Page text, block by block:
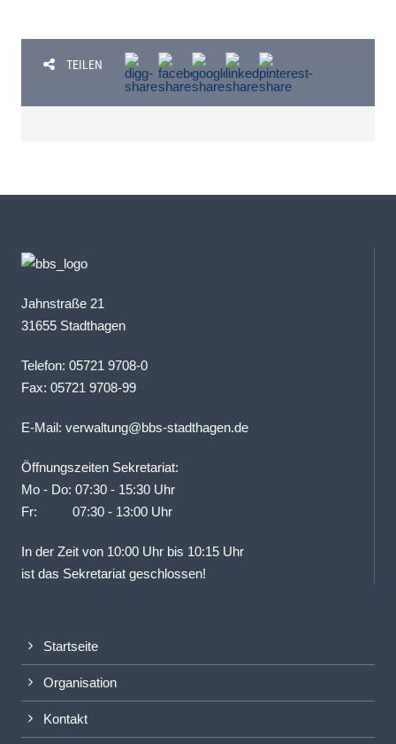
TEILEN
Jahnstraße 21
31655 Stadthagen
Telefon: 05721 9708-0
Fax: 05721 9708-99
E-Mail: verwaltung@bbs-stadthagen.de
Öffnungszeiten Sekretariat:
Mo - Do: 07:30 - 15:30 Uhr
Fr: 07:30 - 13:00 Uhr
In der Zeit von 10:00 Uhr bis 10:15 Uhr
ist das Sekretariat geschlossen!
Startseite
Organisation
Kontakt